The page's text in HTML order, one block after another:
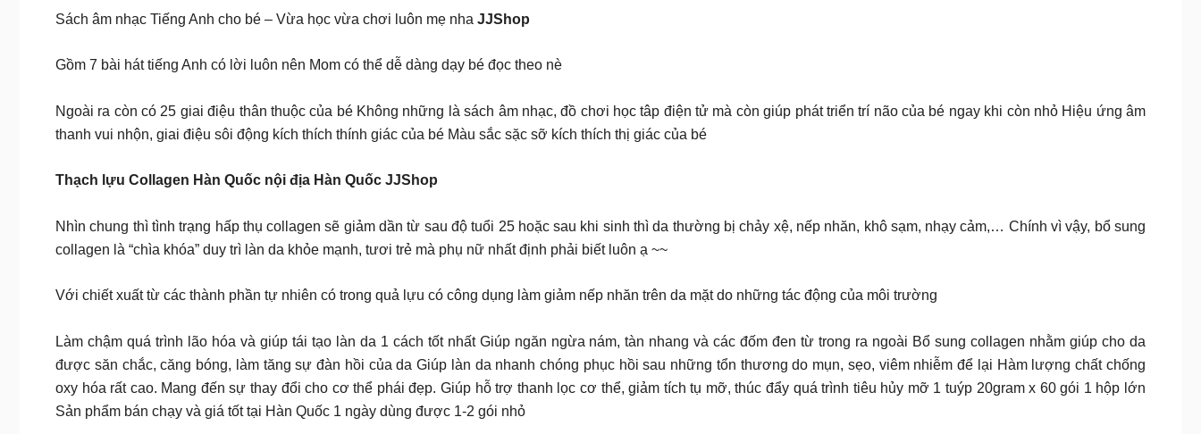
Sách âm nhạc Tiếng Anh cho bé – Vừa học vừa chơi luôn mẹ nha JJShop
Gồm 7 bài hát tiếng Anh có lời luôn nên Mom có thể dễ dàng dạy bé đọc theo nè
Ngoài ra còn có 25 giai điệu thân thuộc của bé Không những là sách âm nhạc, đồ chơi học tâp điện tử mà còn giúp phát triển trí não của bé ngay khi còn nhỏ Hiệu ứng âm
thanh vui nhộn, giai điệu sôi động kích thích thính giác của bé Màu sắc sặc sỡ kích thích thị giác của bé
Thạch lựu Collagen Hàn Quốc nội địa Hàn Quốc JJShop
Nhìn chung thì tình trạng hấp thụ collagen sẽ giảm dần từ sau độ tuổi 25 hoặc sau khi sinh thì da thường bị chảy xệ, nếp nhăn, khô sạm, nhạy cảm,… Chính vì vậy, bổ sung
collagen là “chìa khóa” duy trì làn da khỏe mạnh, tươi trẻ mà phụ nữ nhất định phải biết luôn ạ ~~
Với chiết xuất từ các thành phần tự nhiên có trong quả lựu có công dụng làm giảm nếp nhăn trên da mặt do những tác động của môi trường
Làm chậm quá trình lão hóa và giúp tái tạo làn da 1 cách tốt nhất Giúp ngăn ngừa nám, tàn nhang và các đốm đen từ trong ra ngoài Bổ sung collagen nhằm giúp cho da
được săn chắc, căng bóng, làm tăng sự đàn hồi của da Giúp làn da nhanh chóng phục hồi sau những tổn thương do mụn, sẹo, viêm nhiễm để lại Hàm lượng chất chống
oxy hóa rất cao. Mang đến sự thay đổi cho cơ thể phái đẹp. Giúp hỗ trợ thanh lọc cơ thể, giảm tích tụ mỡ, thúc đẩy quá trình tiêu hủy mỡ 1 tuýp 20gram x 60 gói 1 hộp lớn
Sản phẩm bán chạy và giá tốt tại Hàn Quốc 1 ngày dùng được 1-2 gói nhỏ